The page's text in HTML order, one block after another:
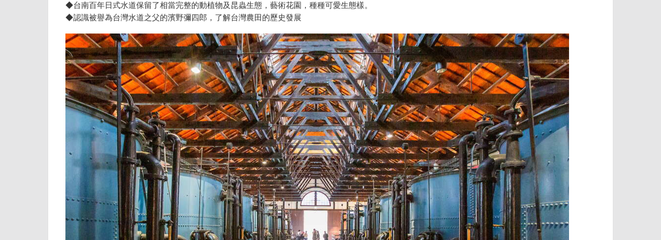
◆台南百年日式水道保留了相當完整的動植物及昆蟲生態，藝術花園，種種可愛生態樣。
◆認識被譽為台灣水道之父的濱野彌四郎，了解台灣農田的歷史發展